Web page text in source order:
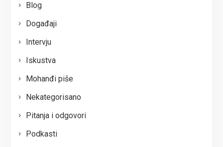
Blog
Događaji
Intervju
Iskustva
Mohanđi piše
Nekategorisano
Pitanja i odgovori
Podkasti